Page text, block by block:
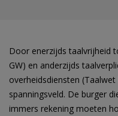
Door enerzijds taalvrijheid
GW) en anderzijds
overheidsdiensten
spanningsveld. De burger
immers rekening moeten